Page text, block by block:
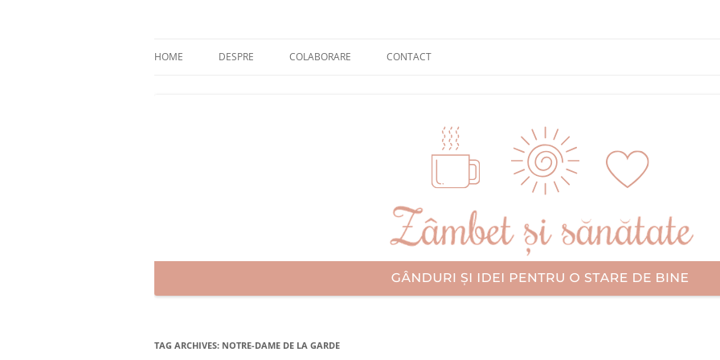
HOME DESPRE COLABORARE CONTACT
TAG ARCHIVES: NOTRE-DAME DE LA GARDE